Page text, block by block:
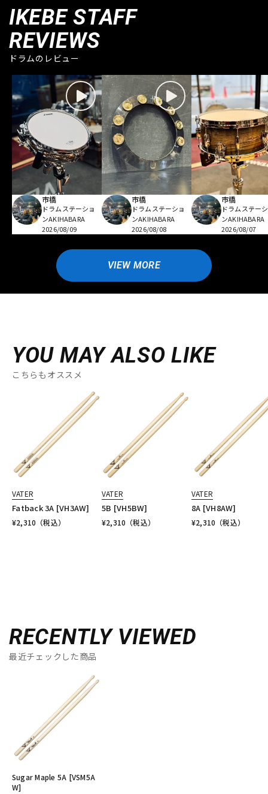
IKEBE STAFF
REVIEWS
ドラムのレビュー
市橋
ドラムステーショ
ンAKIHABARA
2026/08/09
市橋
ドラムステーショ
ンAKIHABARA
2026/08/08
市橋
ドラムステー
ンAKIHABARA
2026/08/07
VIEW MORE
YOU MAY ALSO LIKE
こちらもオススメ
VATER
Fatback 3A [VH3AW]
¥2,310 （税込）
VATER
5B [VH5BW]
¥2,310 （税込）
VATER
8A [VH8AW]
¥2,310 （税込）
RECENTLY VIEWED
最近チェックした商品
Sugar Maple 5A [VSM5A
W]